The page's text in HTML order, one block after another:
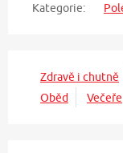
Kategorie:
Zdravě i chutně
Oběd
Večeře